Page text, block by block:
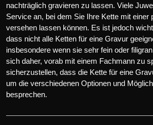
nachträglich gravieren zu lassen. Viele
Service an, bei dem Sie Ihre Kette mit einer
versehen lassen können. Es ist jedoch
dass nicht alle Ketten für eine Gravur
insbesondere wenn sie sehr fein oder
sich daher, vorab mit einem Fachmann zu
sicherzustellen, dass die Kette für eine
um die verschiedenen Optionen und
besprechen.